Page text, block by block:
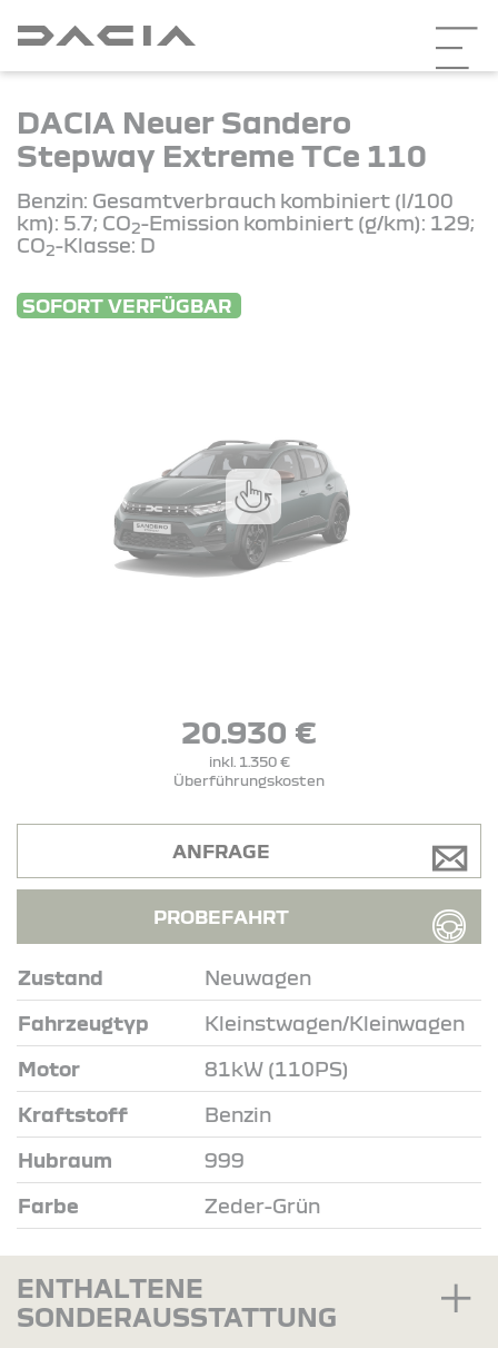
DACIA Neuer Sandero
Stepway Extreme TCe 110
Benzin: Gesamtverbrauch kombiniert (l/100
km): 5.7; CO2-Emission kombiniert (g/km): 129;
CO2-Klasse: D
SOFORT VERFÜGBAR
20.930 €
inkl. 1.350 €
Überführungskosten
Zustand Neuwagen
Fahrzeugtyp Kleinstwagen/Kleinwagen
Motor 81kW (110PS)
Kraftstoff Benzin
Hubraum 999
Farbe Zeder-Grün
ANFRAGE
PROBEFAHRT
ENTHALTENE
SONDERAUSSTATTUNG